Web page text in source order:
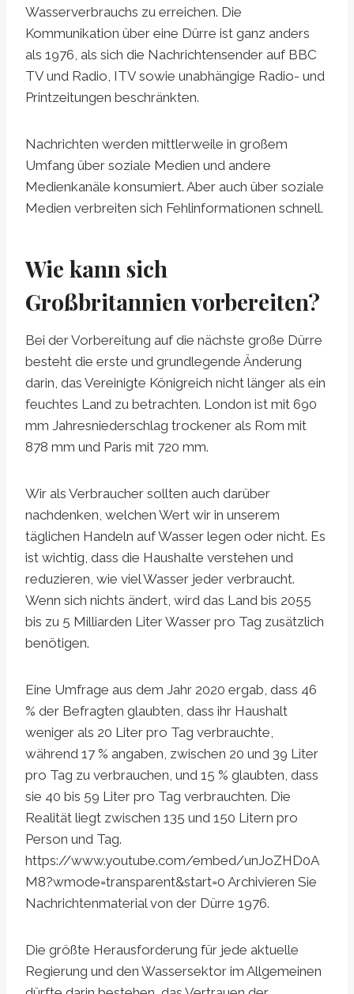
Wasserverbrauchs zu erreichen. Die
Kommunikation über eine Dürre ist ganz anders
als 1976, als sich die Nachrichtensender auf BBC
TV und Radio, ITV sowie unabhängige Radio- und
Printzeitungen beschränkten.
Nachrichten werden mittlerweile in großem
Umfang über soziale Medien und andere
Medienkanäle konsumiert. Aber auch über soziale
Medien verbreiten sich Fehlinformationen schnell.
Wie kann sich
Großbritannien vorbereiten?
Bei der Vorbereitung auf die nächste große Dürre
besteht die erste und grundlegende Änderung
darin, das Vereinigte Königreich nicht länger als ein
feuchtes Land zu betrachten. London ist mit 690
mm Jahresniederschlag trockener als Rom mit
878 mm und Paris mit 720 mm.
Wir als Verbraucher sollten auch darüber
nachdenken, welchen Wert wir in unserem
täglichen Handeln auf Wasser legen oder nicht. Es
ist wichtig, dass die Haushalte verstehen und
reduzieren, wie viel Wasser jeder verbraucht.
Wenn sich nichts ändert, wird das Land bis 2055
bis zu 5 Milliarden Liter Wasser pro Tag zusätzlich
benötigen.
Eine Umfrage aus dem Jahr 2020 ergab, dass 46
% der Befragten glaubten, dass ihr Haushalt
weniger als 20 Liter pro Tag verbrauchte,
während 17 % angaben, zwischen 20 und 39 Liter
pro Tag zu verbrauchen, und 15 % glaubten, dass
sie 40 bis 59 Liter pro Tag verbrauchten. Die
Realität liegt zwischen 135 und 150 Litern pro
Person und Tag.
https://www.youtube.com/embed/unJoZHD0A
M8?wmode=transparent&start=0 Archivieren Sie
Nachrichtenmaterial von der Dürre 1976.
Die größte Herausforderung für jede aktuelle
Regierung und den Wassersektor im Allgemeinen